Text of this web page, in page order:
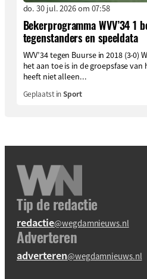
do. 30 jul. 2026 om 07:58
Bekerprogramma WVV’34 1
tegenstanders en speeldata
WVV’34 tegen Buurse in 2018 (3-0)
het aan toe is in de groepsfase
heeft niet alleen...
Geplaatst inSport
Tip de redactie
redactie@wegdamnieuws.nl
Adverteren
adverteren@wegdamnieuws.nl